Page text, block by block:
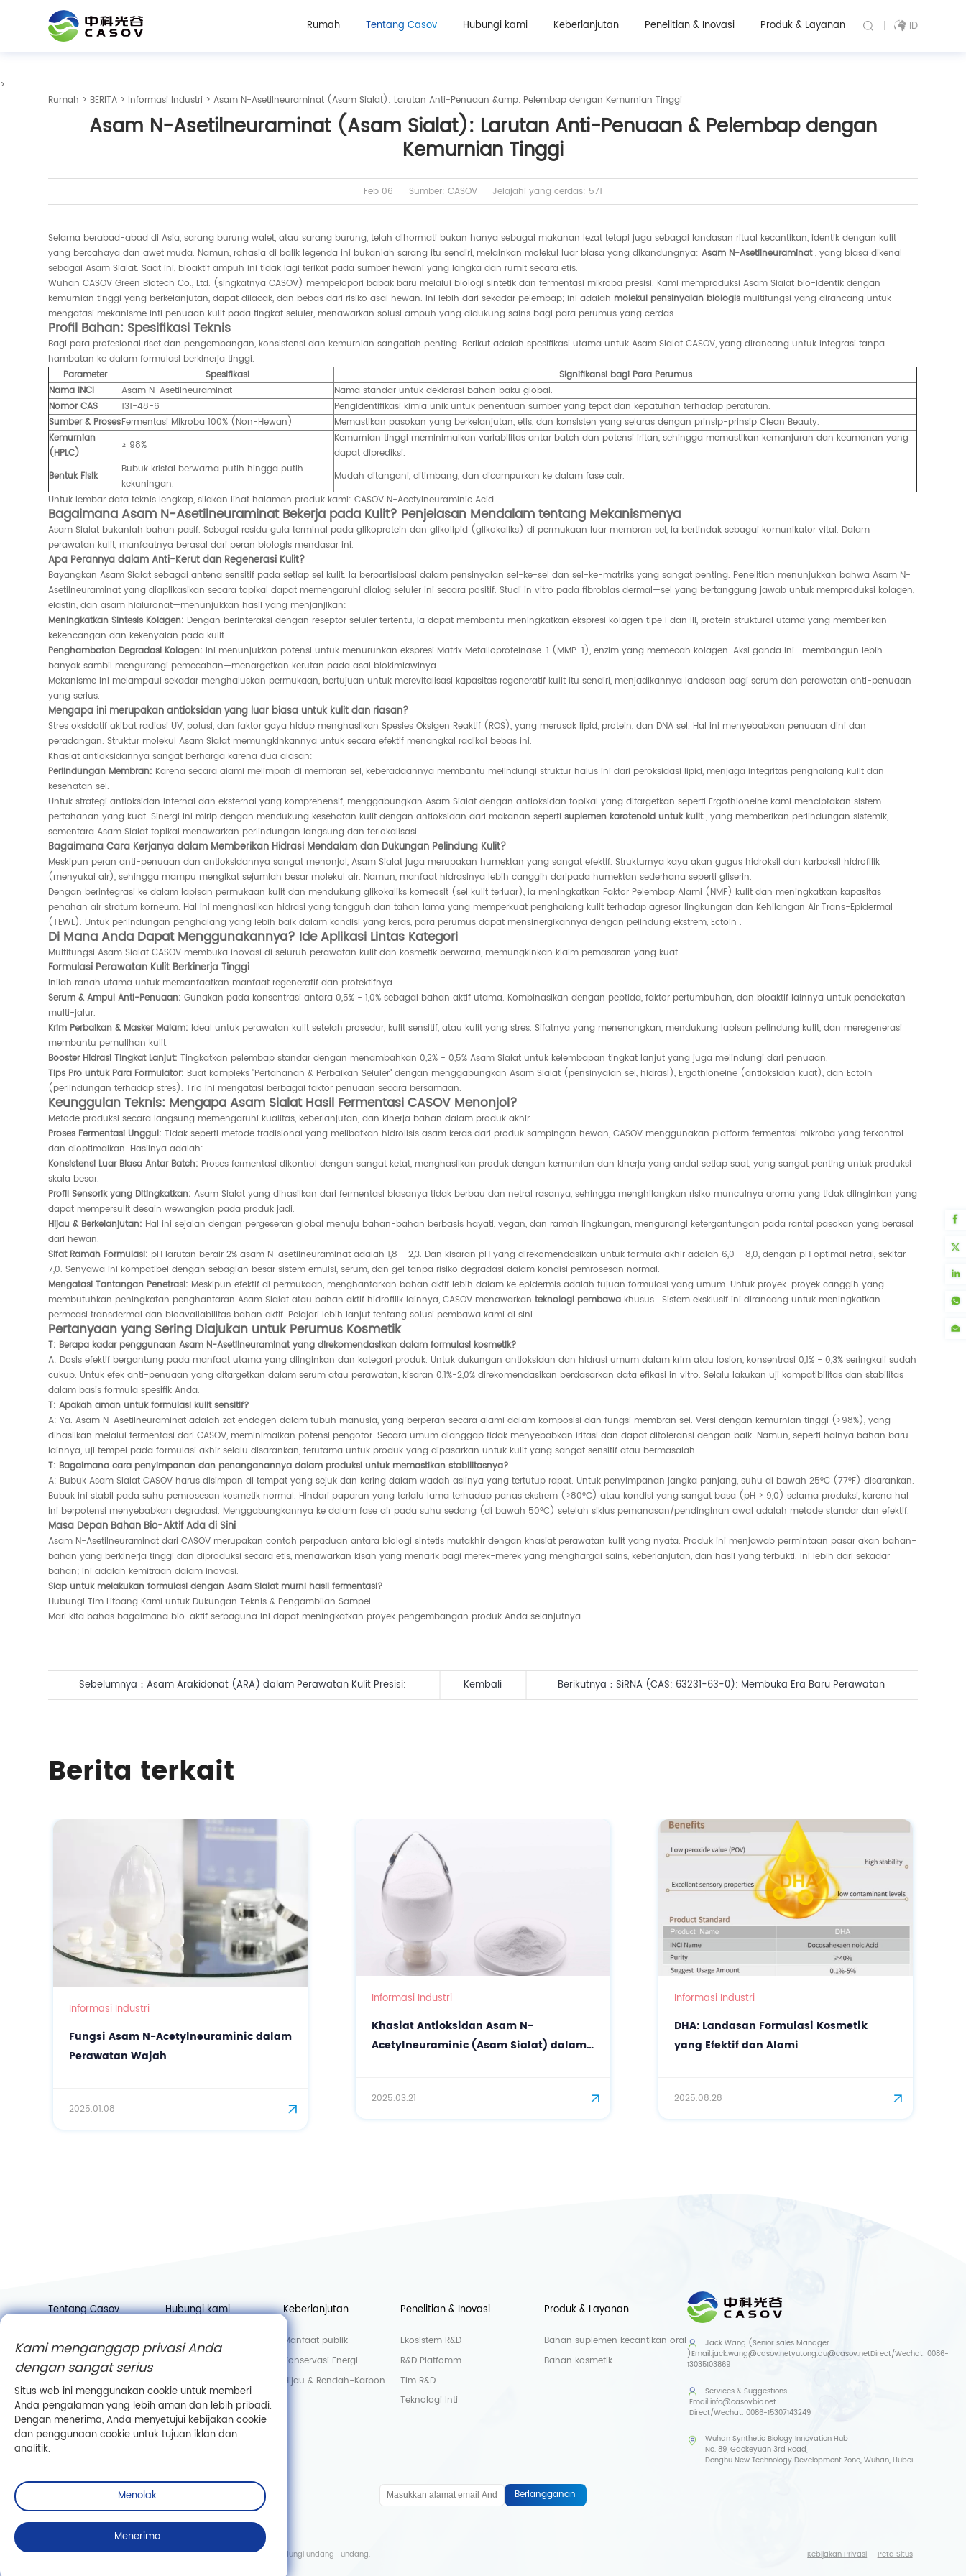
Rumah Tentang Casov Hubungi kami Keberlanjutan Penelitian & Inovasi Produk & Layanan ID
>
Rumah > BERITA > Informasi Industri > Asam N-Asetilneuraminat (Asam Sialat): Larutan Anti-Penuaan &amp; Pelembap dengan Kemurnian Tinggi
Asam N-Asetilneuraminat (Asam Sialat): Larutan Anti-Penuaan & Pelembap dengan
Kemurnian Tinggi
Feb 06 Sumber: CASOV Jelajahi yang cerdas: 571
Selama berabad-abad di Asia, sarang burung walet, atau sarang burung, telah dihormati bukan hanya sebagai makanan lezat tetapi juga sebagai landasan ritual kecantikan, identik dengan kulit
yang bercahaya dan awet muda. Namun, rahasia di balik legenda ini bukanlah sarang itu sendiri, melainkan molekul luar biasa yang dikandungnya:Asam N-Asetilneuraminat, yang biasa dikenal
sebagai Asam Sialat. Saat ini, bioaktif ampuh ini tidak lagi terikat pada sumber hewani yang langka dan rumit secara etis.
Wuhan CASOV Green Biotech Co., Ltd. (singkatnya CASOV) mempelopori babak baru melalui biologi sintetik dan fermentasi mikroba presisi. Kami memproduksi Asam Sialat bio-identik dengan
kemurnian tinggi yang berkelanjutan, dapat dilacak, dan bebas dari risiko asal hewan. Ini lebih dari sekadar pelembap; ini adalah molekul pensinyalan biologis multifungsi yang dirancang untuk
mengatasi mekanisme inti penuaan kulit pada tingkat seluler, menawarkan solusi ampuh yang didukung sains bagi para perumus yang cerdas.
Profil Bahan: Spesifikasi Teknis
Bagi para profesional riset dan pengembangan, konsistensi dan kemurnian sangatlah penting. Berikut adalah spesifikasi utama untuk Asam Sialat CASOV, yang dirancang untuk integrasi tanpa
hambatan ke dalam formulasi berkinerja tinggi.
Parameter
Spesifikasi
Signifikansi bagi Para Perumus
Nama INCI
Asam N-Asetilneuraminat
Nama standar untuk deklarasi bahan baku global.
Nomor CAS
131-48-6
Pengidentifikasi kimia unik untuk penentuan sumber yang tepat dan kepatuhan terhadap peraturan.
Sumber & ProsesFermentasi Mikroba 100% (Non-Hewan)
Memastikan pasokan yang berkelanjutan, etis, dan konsisten yang selaras dengan prinsip-prinsip Clean Beauty.
Kemurnian
(HPLC)
≥ 98%
Kemurnian tinggi meminimalkan variabilitas antar batch dan potensi iritan, sehingga memastikan kemanjuran dan keamanan yang
dapat diprediksi.
Bentuk Fisik
Bubuk kristal berwarna putih hingga putih
kekuningan.
Mudah ditangani, ditimbang, dan dicampurkan ke dalam fase cair.
Untuk lembar data teknis lengkap, silakan lihat halaman produk kami:CASOV N-Acetylneuraminic Acid .
Bagaimana Asam N-Asetilneuraminat Bekerja pada Kulit? Penjelasan Mendalam tentang Mekanismenya
Asam Sialat bukanlah bahan pasif. Sebagai residu gula terminal pada glikoprotein dan glikolipid (glikokaliks) di permukaan luar membran sel, ia bertindak sebagai komunikator vital. Dalam
perawatan kulit, manfaatnya berasal dari peran biologis mendasar ini.
Apa Perannya dalam Anti-Kerut dan Regenerasi Kulit?
Bayangkan Asam Sialat sebagai antena sensitif pada setiap sel kulit. Ia berpartisipasi dalam pensinyalan sel-ke-sel dan sel-ke-matriks yang sangat penting. Penelitian menunjukkan bahwa Asam N-
Asetilneuraminat yang diaplikasikan secara topikal dapat memengaruhi dialog seluler ini secara positif. Studi in vitro pada fibroblas dermal—sel yang bertanggung jawab untuk memproduksi kolagen,
elastin, dan asam hialuronat—menunjukkan hasil yang menjanjikan:
Meningkatkan Sintesis Kolagen: Dengan berinteraksi dengan reseptor seluler tertentu, ia dapat membantu meningkatkan ekspresi kolagen tipe I dan III, protein struktural utama yang memberikan
kekencangan dan kekenyalan pada kulit.
Penghambatan Degradasi Kolagen: Ini menunjukkan potensi untuk menurunkan ekspresi Matrix Metalloproteinase-1 (MMP-1), enzim yang memecah kolagen. Aksi ganda ini—membangun lebih
banyak sambil mengurangi pemecahan—menargetkan kerutan pada asal biokimiawinya.
Mekanisme ini melampaui sekadar menghaluskan permukaan, bertujuan untuk merevitalisasi kapasitas regeneratif kulit itu sendiri, menjadikannya landasan bagi serum dan perawatan anti-penuaan
yang serius.
Mengapa ini merupakan antioksidan yang luar biasa untuk kulit dan riasan?
Stres oksidatif akibat radiasi UV, polusi, dan faktor gaya hidup menghasilkan Spesies Oksigen Reaktif (ROS), yang merusak lipid, protein, dan DNA sel. Hal ini menyebabkan penuaan dini dan
peradangan. Struktur molekul Asam Sialat memungkinkannya untuk secara efektif menangkal radikal bebas ini.
Khasiat antioksidannya sangat berharga karena dua alasan:
Perlindungan Membran: Karena secara alami melimpah di membran sel, keberadaannya membantu melindungi struktur halus ini dari peroksidasi lipid, menjaga integritas penghalang kulit dan
kesehatan sel.
Untuk strategi antioksidan internal dan eksternal yang komprehensif, menggabungkan Asam Sialat dengan antioksidan topikal yang ditargetkan seperti Ergothioneine kami menciptakan sistem
pertahanan yang kuat. Sinergi ini mirip dengan mendukung kesehatan kulit dengan antioksidan dari makanan sepertisuplemen karotenoid untuk kulit, yang memberikan perlindungan sistemik,
sementara Asam Sialat topikal menawarkan perlindungan langsung dan terlokalisasi.
Bagaimana Cara Kerjanya dalam Memberikan Hidrasi Mendalam dan Dukungan Pelindung Kulit?
Meskipun peran anti-penuaan dan antioksidannya sangat menonjol, Asam Sialat juga merupakan humektan yang sangat efektif. Strukturnya kaya akan gugus hidroksil dan karboksil hidrofilik
(menyukai air), sehingga mampu mengikat sejumlah besar molekul air. Namun, manfaat hidrasinya lebih canggih daripada humektan sederhana seperti gliserin.
Dengan berintegrasi ke dalam lapisan permukaan kulit dan mendukung glikokaliks korneosit (sel kulit terluar), ia meningkatkan Faktor Pelembap Alami (NMF) kulit dan meningkatkan kapasitas
penahan air stratum korneum. Hal ini menghasilkan hidrasi yang tangguh dan tahan lama yang memperkuat penghalang kulit terhadap agresor lingkungan dan Kehilangan Air Trans-Epidermal
(TEWL). Untuk perlindungan penghalang yang lebih baik dalam kondisi yang keras, para perumus dapat mensinergikannya dengan pelindung ekstrem, Ectoin .
Di Mana Anda Dapat Menggunakannya? Ide Aplikasi Lintas Kategori
Multifungsi Asam Sialat CASOV membuka inovasi di seluruh perawatan kulit dan kosmetik berwarna, memungkinkan klaim pemasaran yang kuat.
Formulasi Perawatan Kulit Berkinerja Tinggi
Inilah ranah utama untuk memanfaatkan manfaat regeneratif dan protektifnya.
Serum & Ampul Anti-Penuaan: Gunakan pada konsentrasi antara 0,5% - 1,0% sebagai bahan aktif utama. Kombinasikan dengan peptida, faktor pertumbuhan, dan bioaktif lainnya untuk pendekatan
multi-jalur.
Krim Perbaikan & Masker Malam: Ideal untuk perawatan kulit setelah prosedur, kulit sensitif, atau kulit yang stres. Sifatnya yang menenangkan, mendukung lapisan pelindung kulit, dan meregenerasi
membantu pemulihan kulit.
Booster Hidrasi Tingkat Lanjut: Tingkatkan pelembap standar dengan menambahkan 0,2% - 0,5% Asam Sialat untuk kelembapan tingkat lanjut yang juga melindungi dari penuaan.
Tips Pro untuk Para Formulator: Buat kompleks "Pertahanan & Perbaikan Seluler" dengan menggabungkan Asam Sialat (pensinyalan sel, hidrasi), Ergothioneine (antioksidan kuat), dan Ectoin
(perlindungan terhadap stres). Trio ini mengatasi berbagai faktor penuaan secara bersamaan.
Keunggulan Teknis: Mengapa Asam Sialat Hasil Fermentasi CASOV Menonjol?
Metode produksi secara langsung memengaruhi kualitas, keberlanjutan, dan kinerja bahan dalam produk akhir.
Proses Fermentasi Unggul: Tidak seperti metode tradisional yang melibatkan hidrolisis asam keras dari produk sampingan hewan, CASOV menggunakan platform fermentasi mikroba yang terkontrol
dan dioptimalkan. Hasilnya adalah:
Konsistensi Luar Biasa Antar Batch: Proses fermentasi dikontrol dengan sangat ketat, menghasilkan produk dengan kemurnian dan kinerja yang andal setiap saat, yang sangat penting untuk produksi
skala besar.
Profil Sensorik yang Ditingkatkan: Asam Sialat yang dihasilkan dari fermentasi biasanya tidak berbau dan netral rasanya, sehingga menghilangkan risiko munculnya aroma yang tidak diinginkan yang
dapat mempersulit desain wewangian pada produk jadi.
Hijau & Berkelanjutan: Hal ini sejalan dengan pergeseran global menuju bahan-bahan berbasis hayati, vegan, dan ramah lingkungan, mengurangi ketergantungan pada rantai pasokan yang berasal
dari hewan.
Sifat Ramah Formulasi: pH larutan berair 2% asam N-asetilneuraminat adalah 1,8 - 2,3. Dan kisaran pH yang direkomendasikan untuk formula akhir adalah 6,0 - 8,0, dengan pH optimal netral, sekitar
7,0. Senyawa ini kompatibel dengan sebagian besar sistem emulsi, serum, dan gel tanpa risiko degradasi dalam kondisi pemrosesan normal.
Mengatasi Tantangan Penetrasi: Meskipun efektif di permukaan, menghantarkan bahan aktif lebih dalam ke epidermis adalah tujuan formulasi yang umum. Untuk proyek-proyek canggih yang
membutuhkan peningkatan penghantaran Asam Sialat atau bahan aktif hidrofilik lainnya, CASOV menawarkanteknologi pembawa khusus . Sistem eksklusif ini dirancang untuk meningkatkan
permeasi transdermal dan bioavailabilitas bahan aktif. Pelajari lebih lanjut tentang solusi pembawa kami di sini .
Pertanyaan yang Sering Diajukan untuk Perumus Kosmetik
T: Berapa kadar penggunaan Asam N-Asetilneuraminat yang direkomendasikan dalam formulasi kosmetik?
A: Dosis efektif bergantung pada manfaat utama yang diinginkan dan kategori produk. Untuk dukungan antioksidan dan hidrasi umum dalam krim atau losion, konsentrasi 0,1% - 0,3% seringkali sudah
cukup. Untuk efek anti-penuaan yang ditargetkan dalam serum atau perawatan, kisaran 0,1%-2,0% direkomendasikan berdasarkan data efikasi in vitro. Selalu lakukan uji kompatibilitas dan stabilitas
dalam basis formula spesifik Anda.
T: Apakah aman untuk formulasi kulit sensitif?
A: Ya. Asam N-Asetilneuraminat adalah zat endogen dalam tubuh manusia, yang berperan secara alami dalam komposisi dan fungsi membran sel. Versi dengan kemurnian tinggi (≥98%), yang
dihasilkan melalui fermentasi dari CASOV, meminimalkan potensi pengotor. Secara umum dianggap tidak menyebabkan iritasi dan dapat ditoleransi dengan baik. Namun, seperti halnya bahan baru
lainnya, uji tempel pada formulasi akhir selalu disarankan, terutama untuk produk yang dipasarkan untuk kulit yang sangat sensitif atau bermasalah.
T: Bagaimana cara penyimpanan dan penanganannya dalam produksi untuk memastikan stabilitasnya?
A: Bubuk Asam Sialat CASOV harus disimpan di tempat yang sejuk dan kering dalam wadah aslinya yang tertutup rapat. Untuk penyimpanan jangka panjang, suhu di bawah 25°C (77°F) disarankan.
Bubuk ini stabil pada suhu pemrosesan kosmetik normal. Hindari paparan yang terlalu lama terhadap panas ekstrem (>80°C) atau kondisi yang sangat basa (pH > 9,0) selama produksi, karena hal
ini berpotensi menyebabkan degradasi. Menggabungkannya ke dalam fase air pada suhu sedang (di bawah 50°C) setelah siklus pemanasan/pendinginan awal adalah metode standar dan efektif.
Masa Depan Bahan Bio-Aktif Ada di Sini
Asam N-Asetilneuraminat dari CASOV merupakan contoh perpaduan antara biologi sintetis mutakhir dengan khasiat perawatan kulit yang nyata. Produk ini menjawab permintaan pasar akan bahan-
bahan yang berkinerja tinggi dan diproduksi secara etis, menawarkan kisah yang menarik bagi merek-merek yang menghargai sains, keberlanjutan, dan hasil yang terbukti. Ini lebih dari sekadar
bahan; ini adalah kemitraan dalam inovasi.
Siap untuk melakukan formulasi dengan Asam Sialat murni hasil fermentasi?
Hubungi Tim Litbang Kami untuk Dukungan Teknis & Pengambilan Sampel
Mari kita bahas bagaimana bio-aktif serbaguna ini dapat meningkatkan proyek pengembangan produk Anda selanjutnya.
Sebelumnya：Asam Arakidonat (ARA) dalam Perawatan Kulit Presisi:
Berikutnya： SiRNA (CAS: 63231-63-0): Membuka Era Baru Perawatan
Kembali
Berita terkait
Informasi Industri
Fungsi Asam N-Acetylneuraminic dalam
Perawatan Wajah
2025.01.08
Informasi Industri
Khasiat Antioksidan Asam N-
Acetylneuraminic (Asam Sialat) dalam
2025.03.21
Informasi Industri
DHA: Landasan Formulasi Kosmetik
yang Efektif dan Alami
2025.08.28
Tentang Casov
Berita
Informasi perusahaan
Hubungi kami
Bergabunglah dengan
kami
Keberlanjutan
Manfaat publik
Konservasi Energi
Hijau & Rendah-Karbon
Penelitian & Inovasi
Ekosistem R&D
R&D Platfomm
Tim R&D
Teknologi Inti
Produk & Layanan
Bahan suplemen kecantikan oral
Bahan kosmetik
Jack Wang (Senior sales Manager
)Email:jack.wang@casov.netyutong.du@casov.netDirect/Wechat:0086-
13035103869
Services & Suggestions
Email:info@casovbio.net
Direct/Wechat:0086-15307143249
Wuhan Synthetic Biology Innovation Hub
No. 89, Gaokeyuan 3rd Road,
Donghu New Technology Development Zone, Wuhan, Hubei
Berlangganan
Hak Cipta © Wuhan Casov Green Biotech Co., Ltd. Semua hak dilindungi undang -undang. Kebijakan Privasi Peta Situs
Kami menganggap privasi Anda
dengan sangat serius
Situs web ini menggunakan cookie untuk memberi
Anda pengalaman yang lebih aman dan lebih pribadi.
Dengan menerima, Anda menyetujui kebijakan cookie
dan penggunaan cookie untuk tujuan iklan dan
analitik.
Menolak
Menerima